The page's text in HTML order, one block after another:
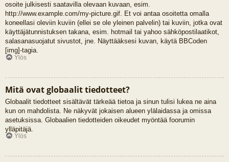
osoite julkisesti saatavilla olevaan kuvaan, esim.
http://www.example.com/my-picture.gif. Et voi antaa osoitetta omalla
koneellasi oleviin kuviin (ellei se ole yleinen palvelin) tai kuviin, jotka ovat
käyttäjätunnistuksen takana, esim. hotmail tai yahoo sähköpostilaatikot,
salasanasuojatut sivustot, jne. Näyttääksesi kuvan, käytä BBCoden
[img]-tagia.
Ylös
Mitä ovat globaalit tiedotteet?
Globaalit tiedotteet sisältävät tärkeää tietoa ja sinun tulisi lukea ne aina
kun on mahdolista. Ne näkyvät jokaisen alueen ylälaidassa ja omissa
asetuksissa. Globaalien tiedotteiden oikeudet myöntää foorumin
ylläpitäjä.
Ylös